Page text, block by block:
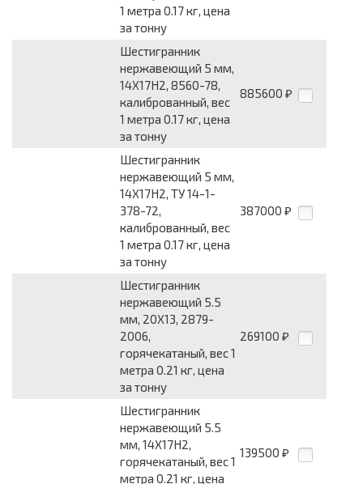
1 метра 0.17 кг, цена
за тонну
Шестигранник
нержавеющий 5 мм,
14Х17Н2, 8560-78,
калиброванный, вес
1 метра 0.17 кг, цена
за тонну
885600 ₽
Шестигранник
нержавеющий 5 мм,
14Х17Н2, ТУ 14-1-
378-72,
калиброванный, вес
1 метра 0.17 кг, цена
за тонну
387000 ₽
Шестигранник
нержавеющий 5.5
мм, 20Х13, 2879-
2006,
горячекатаный, вес 1
метра 0.21 кг, цена
за тонну
269100 ₽
Шестигранник
нержавеющий 5.5
мм, 14Х17Н2,
горячекатаный, вес 1
метра 0.21 кг, цена
139500 ₽